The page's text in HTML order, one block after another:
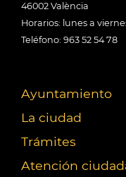
46002 València
Horarios: lunes a
Teléfono: 963 52 54 78
Ayuntamiento
La ciudad
Trámites
Atención